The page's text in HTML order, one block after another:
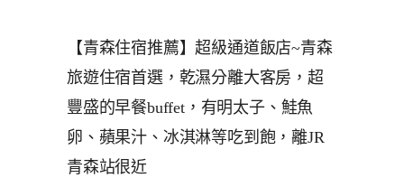
【青森住宿推薦】超級通道飯店~青森
旅遊住宿首選，乾濕分離大客房，超
豐盛的早餐buffet，有明太子、鮭魚
卵、蘋果汁、冰淇淋等吃到飽，離JR
青森站很近